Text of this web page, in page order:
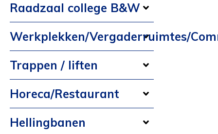
Raadzaal college B&W
Werkplekken/Vergaderruimtes/
Trappen / liften
Horeca/Restaurant
Hellingbanen